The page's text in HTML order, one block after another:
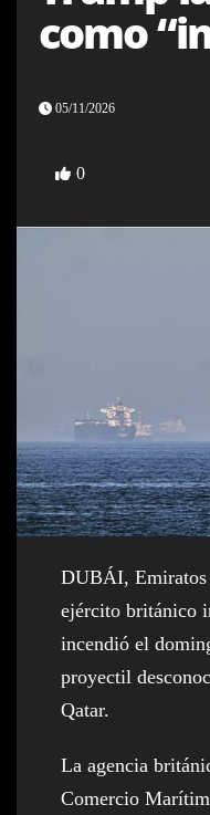
como
05/11/2026
0
DUBÁI, Emiratos
ejército británico
incendió el
proyectil
Qatar.
La agencia
Comercio